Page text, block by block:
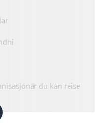
du kan reise